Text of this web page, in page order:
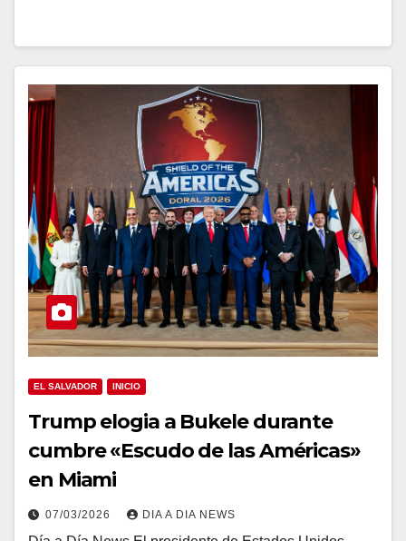
EL SALVADOR INICIO
Trump elogia a Bukele durante
cumbre «Escudo de las Américas»
en Miami
07/03/2026 DIA A DIA NEWS